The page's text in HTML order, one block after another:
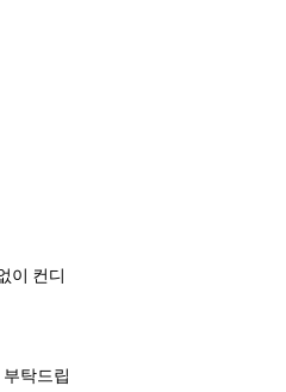
이 컨디
부탁드립